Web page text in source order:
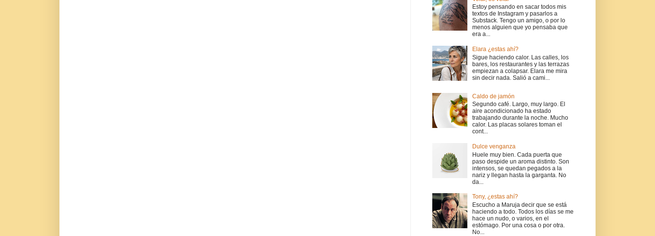
Estoy pensando en sacar todos mis
textos de Instagram y pasarlos a
Substack. Tengo un amigo, o por lo
menos alguien que yo pensaba que
era a...
Elara ¿estas ahí?
Sigue haciendo calor. Las calles, los
bares, los restaurantes y las terrazas
empiezan a colapsar. Elara me mira
sin decir nada. Salió a cami...
Caldo de jamón
Segundo café. Largo, muy largo. El
aire acondicionado ha estado
trabajando durante la noche. Mucho
calor. Las placas solares toman el
cont...
Dulce venganza
Huele muy bien. Cada puerta que
paso despide un aroma distinto. Son
intensos, se quedan pegados a la
nariz y llegan hasta la garganta. No
da...
Tony, ¿estas ahí?
Escucho a Maruja decir que se está
haciendo a todo. Todos los días se me
hace un nudo, o varios, en el
estómago. Por una cosa o por otra.
No...